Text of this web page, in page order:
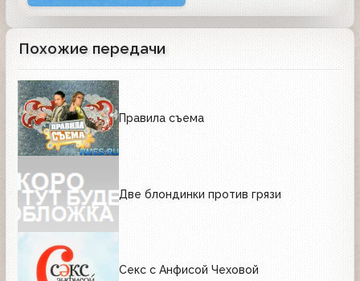
Похожие передачи
Правила съема
Две блондинки против грязи
Секс с Анфисой Чеховой